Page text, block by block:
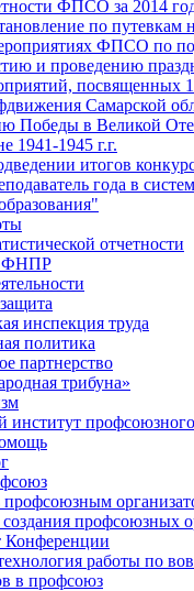
ФПСО за 2014
по путевкам
ФПСО по
и проведению
посвященных
Самарской
Победы в Великой
1941-1945 г.г.
итогов
года в
отчетности
ФНПР
инспекция труда
политика
партнерство
трибуна»
институт
профсоюзных
Конференции
работы по
в профсоюз